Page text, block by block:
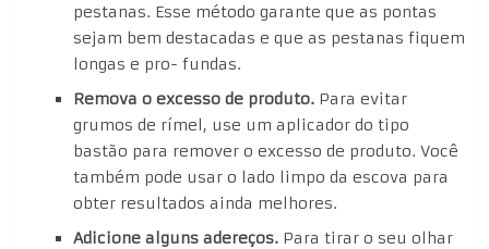
pestanas. Esse método garante que as pontas
sejam bem destacadas e que as pestanas fiquem
longas e pro- fundas.
Remova o excesso de produto.Para evitar
grumos de rímel, use um aplicador do tipo
bastão para remover o excesso de produto. Você
também pode usar o lado limpo da escova para
obter resultados ainda melhores.
Adicione alguns adereços.Para tirar o seu olhar